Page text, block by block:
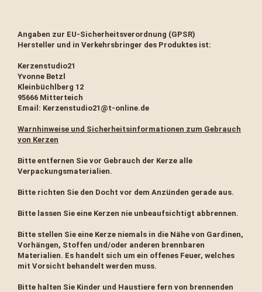
Angaben zur EU-Sicherheitsverordnung (GPSR)
Hersteller und in Verkehrsbringer des Produktes ist:
Kerzenstudio21
Yvonne Betzl
Kleinbüchlberg 12
95666 Mitterteich
Email: Kerzenstudio21@t-online.de
Warnhinweise und Sicherheitsinformationen zum Gebrauch
von Kerzen
Bitte entfernen Sie vor Gebrauch der Kerze alle
Verpackungsmaterialien.
Bitte richten Sie den Docht vor dem Anzünden gerade aus.
Bitte lassen Sie eine Kerzen nie unbeaufsichtigt abbrennen.
Bitte stellen Sie eine Kerze niemals in die Nähe von Gardinen,
Vorhängen, Stoffen und/oder anderen brennbaren
Materialien. Es handelt sich um ein offenes Feuer, welches
mit Vorsicht behandelt werden muss.
Bitte halten Sie Kinder und Haustiere fern von brennenden